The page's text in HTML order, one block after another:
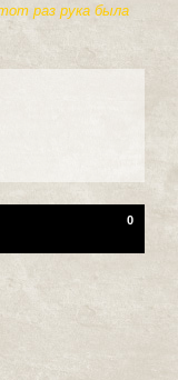
раз рука была
0